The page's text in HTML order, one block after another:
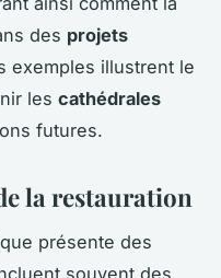
des projets
exemples illustrent le
les cathédrales
futures.
la restauration
présente des